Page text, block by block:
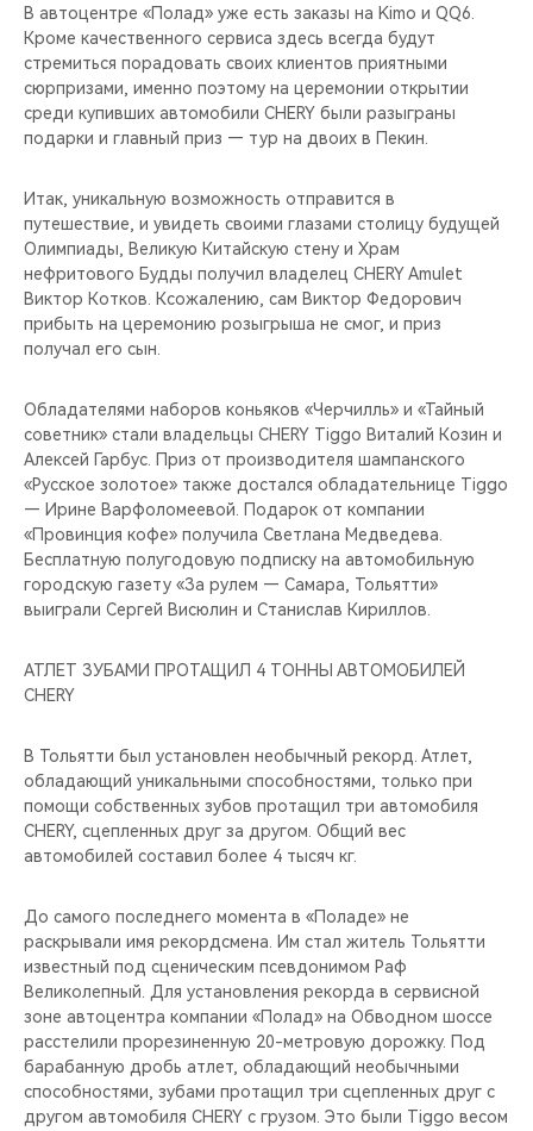
В автоцентре «Полад» уже есть заказы на Kimo и QQ6.
Кроме качественного сервиса здесь всегда будут
стремиться порадовать своих клиентов приятными
сюрпризами, именно поэтому на церемонии открытии
среди купивших автомобили CHERY были разыграны
подарки и главный приз — тур на двоих в Пекин.
Итак, уникальную возможность отправится в
путешествие, и увидеть своими глазами столицу будущей
Олимпиады, Великую Китайскую стену и Храм
нефритового Будды получил владелец CHERY Amulet
Виктор Котков. Ксожалению, сам Виктор Федорович
прибыть на церемонию розыгрыша не смог, и приз
получал его сын.
Обладателями наборов коньяков «Черчилль» и «Тайный
советник» стали владельцы CHERY Tiggo Виталий Козин и
Алексей Гарбус. Приз от производителя шампанского
«Русское золотое» также достался обладательнице Tiggo
— Ирине Варфоломеевой. Подарок от компании
«Провинция кофе» получила Светлана Медведева.
Бесплатную полугодовую подписку на автомобильную
городскую газету «За рулем — Самара, Тольятти»
выиграли Сергей Висюлин и Станислав Кириллов.
АТЛЕТ ЗУБАМИ ПРОТАЩИЛ 4 ТОННЫ АВТОМОБИЛЕЙ
CHERY
В Тольятти был установлен необычный рекорд. Атлет,
обладающий уникальными способностями, только при
помощи собственных зубов протащил три автомобиля
CHERY, сцепленных друг за другом. Общий вес
автомобилей составил более 4 тысяч кг.
До самого последнего момента в «Поладе» не
раскрывали имя рекордсмена. Им стал житель Тольятти
известный под сценическим псевдонимом Раф
Великолепный. Для установления рекорда в сервисной
зоне автоцентра компании «Полад» на Обводном шоссе
расстелили прорезиненную 20-метровую дорожку. Под
барабанную дробь атлет, обладающий необычными
способностями, зубами протащил три сцепленных друг с
другом автомобиля CHERY с грузом. Это были Tiggo весом